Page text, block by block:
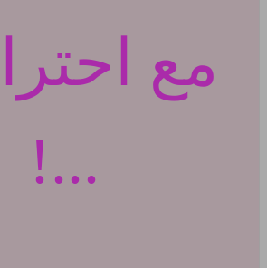
مع
...!